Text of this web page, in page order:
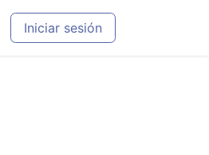
Iniciar sesión